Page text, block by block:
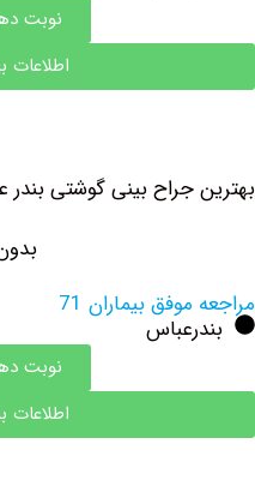
نوبت دهی2 اینترنتی
اطلاعات بیشتر
بینی گوشتی بندر عباس
بدون
بیماران 71
نوبت دهی2 اینترنتی
اطلاعات بیشتر